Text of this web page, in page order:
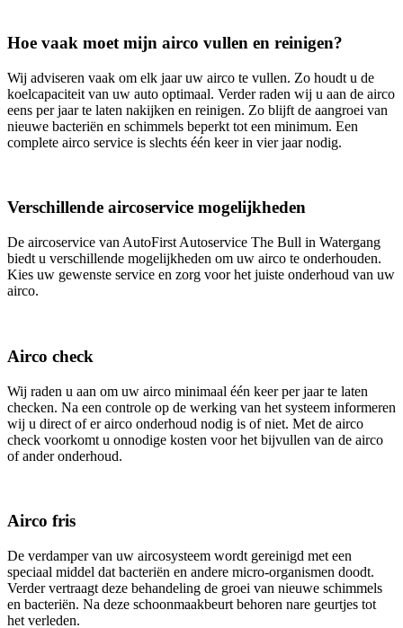
Hoe vaak moet mijn airco vullen en reinigen?
Wij adviseren vaak om elk jaar uw airco te vullen. Zo houdt u de
koelcapaciteit van uw auto optimaal. Verder raden wij u aan de airco
eens per jaar te laten nakijken en reinigen. Zo blijft de aangroei van
nieuwe bacteriën en schimmels beperkt tot een minimum. Een
complete airco service is slechts één keer in vier jaar nodig.
Verschillende aircoservice mogelijkheden
De aircoservice van AutoFirst Autoservice The Bull in Watergang
biedt u verschillende mogelijkheden om uw airco te onderhouden.
Kies uw gewenste service en zorg voor het juiste onderhoud van uw
airco.
Airco check
Wij raden u aan om uw airco minimaal één keer per jaar te laten
checken. Na een controle op de werking van het systeem informeren
wij u direct of er airco onderhoud nodig is of niet. Met de airco
check voorkomt u onnodige kosten voor het bijvullen van de airco
of ander onderhoud.
Airco fris
De verdamper van uw aircosysteem wordt gereinigd met een
speciaal middel dat bacteriën en andere micro-organismen doodt.
Verder vertraagt deze behandeling de groei van nieuwe schimmels
en bacteriën. Na deze schoonmaakbeurt behoren nare geurtjes tot
het verleden.